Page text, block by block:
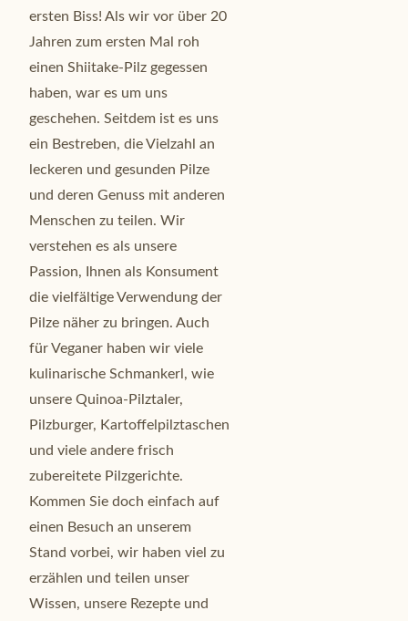
ersten Biss! Als wir vor über 20
Jahren zum ersten Mal roh
einen Shiitake-Pilz gegessen
haben, war es um uns
geschehen. Seitdem ist es uns
ein Bestreben, die Vielzahl an
leckeren und gesunden Pilze
und deren Genuss mit anderen
Menschen zu teilen. Wir
verstehen es als unsere
Passion, Ihnen als Konsument
die vielfältige Verwendung der
Pilze näher zu bringen. Auch
für Veganer haben wir viele
kulinarische Schmankerl, wie
unsere Quinoa-Pilztaler,
Pilzburger, Kartoffelpilztaschen
und viele andere frisch
zubereitete Pilzgerichte.
Kommen Sie doch einfach auf
einen Besuch an unserem
Stand vorbei, wir haben viel zu
erzählen und teilen unser
Wissen, unsere Rezepte und